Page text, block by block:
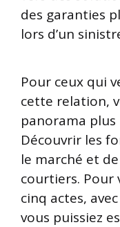
des garanties
lors d’un
Pour ceux qui
cette relation,
panorama plus
Découvrir les
le marché et
courtiers. Pour
cinq actes,
vous puissiez